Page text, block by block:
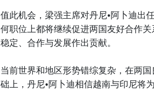
值此机会，梁强主席对丹尼•阿卜迪出
何职位上都将继续促进两国友好合作
稳定、合作与发展作出贡献。
当前世界和地区形势错综复杂，在两
础上，丹尼•阿卜迪相信越南与印尼将